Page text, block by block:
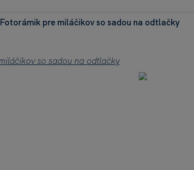
Fotorámik pre miláčikov so sadou na odtlačky